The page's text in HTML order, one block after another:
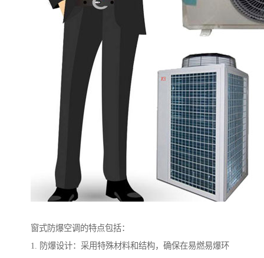
窗式防爆空调的特点包括：
1. 防爆设计：采用特殊材料和结构，确保在易燃易爆环